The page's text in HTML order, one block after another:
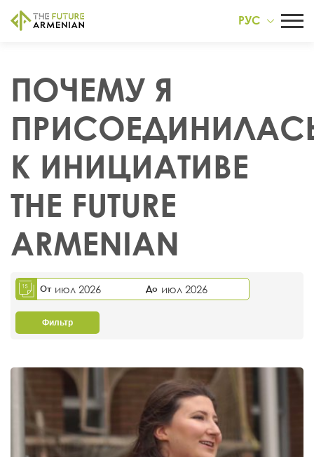
РУС
ПОЧЕМУ Я
К ИНИЦИАТИВЕ
THE FUTURE
ARMENIAN
От июл 2026 До июл 2026
Фильтр